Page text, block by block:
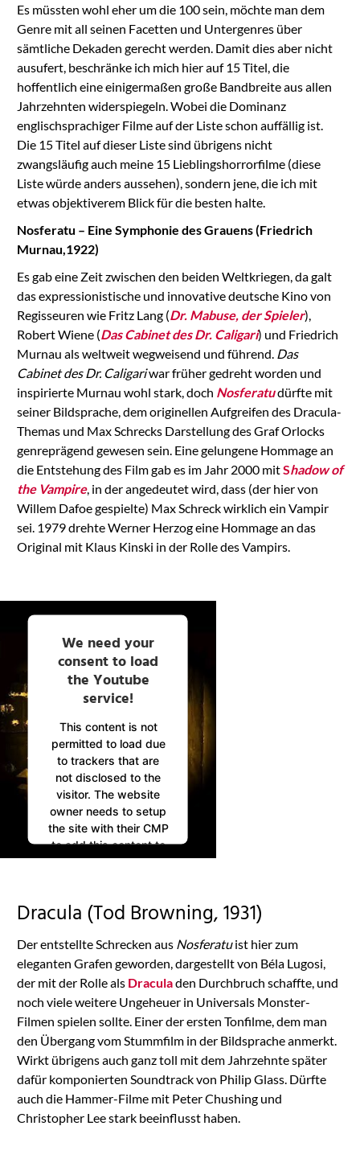
Es müssten wohl eher um die 100 sein, möchte man dem
Genre mit all seinen Facetten und Untergenres über
sämtliche Dekaden gerecht werden. Damit dies aber nicht
ausufert, beschränke ich mich hier auf 15 Titel, die
hoffentlich eine einigermaßen große Bandbreite aus allen
Jahrzehnten widerspiegeln. Wobei die Dominanz
englischsprachiger Filme auf der Liste schon auffällig ist.
Die 15 Titel auf dieser Liste sind übrigens nicht
zwangsläufig auch meine 15 Lieblingshorrorfilme (diese
Liste würde anders aussehen), sondern jene, die ich mit
etwas objektiverem Blick für die besten halte.
Nosferatu – Eine Symphonie des Grauens (Friedrich
Murnau,1922)
Es gab eine Zeit zwischen den beiden Weltkriegen, da galt
das expressionistische und innovative deutsche Kino von
Regisseuren wie Fritz Lang (Dr. Mabuse, der Spieler),
Robert Wiene (Das Cabinet des Dr. Caligari) und Friedrich
Murnau als weltweit wegweisend und führend. Das
Cabinet des Dr. Caligariwar früher gedreht worden und
inspirierte Murnau wohl stark, doch Nosferatudürfte mit
seiner Bildsprache, dem originellen Aufgreifen des Dracula-
Themas und Max Schrecks Darstellung des Graf Orlocks
genreprägend gewesen sein. Eine gelungene Hommage an
die Entstehung des Film gab es im Jahr 2000 mitShadow of
the Vampire, in der angedeutet wird, dass (der hier von
Willem Dafoe gespielte) Max Schreck wirklich ein Vampir
sei. 1979 drehte Werner Herzog eine Hommage an das
Original mit Klaus Kinski in der Rolle des Vampirs.
We need your
consent to load
the Youtube
service!
This content is not
permitted to load due
to trackers that are
not disclosed to the
visitor. The website
owner needs to setup
the site with their CMP
to add this content to
the list of technologies
Usercentrics Consent
Platform
Dracula (Tod Browning, 1931)
Der entstellte Schrecken aus Nosferatuist hier zum
eleganten Grafen geworden, dargestellt von Béla Lugosi,
der mit der Rolle als Draculaden Durchbruch schaffte, und
noch viele weitere Ungeheuer in Universals Monster-
Filmen spielen sollte. Einer der ersten Tonfilme, dem man
den Übergang vom Stummfilm in der Bildsprache anmerkt.
Wirkt übrigens auch ganz toll mit dem Jahrzehnte später
dafür komponierten Soundtrack von Philip Glass. Dürfte
auch die Hammer-Filme mit Peter Chushing und
Christopher Lee stark beeinflusst haben.